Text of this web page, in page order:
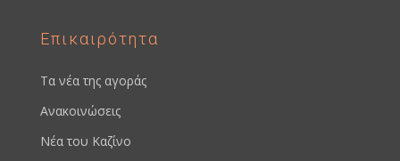
Επικαιρότητα
Τα νέα της αγοράς
Ανακοινώσεις
Νέα του Καζίνο